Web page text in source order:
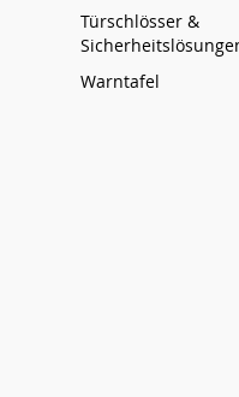
Türschlösser &
Warntafel